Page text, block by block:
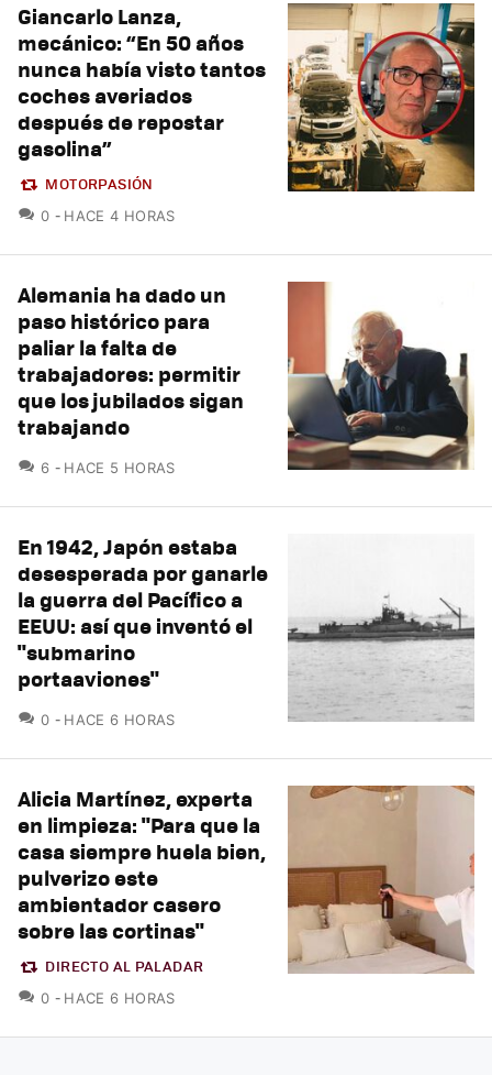
Giancarlo Lanza,
mecánico: “En 50 años
nunca había visto tantos
coches averiados
después de repostar
gasolina”
MOTORPASIÓN
0 COMENTARIOS
HACE 4 HORAS
Alemania ha dado un
paso histórico para
paliar la falta de
trabajadores: permitir
que los jubilados sigan
trabajando
6 COMENTARIOS
HACE 5 HORAS
En 1942, Japón estaba
desesperada por ganarle
la guerra del Pacífico a
EEUU: así que inventó el
"submarino
portaaviones"
0 COMENTARIOS
HACE 6 HORAS
Alicia Martínez, experta
en limpieza: "Para que la
casa siempre huela bien,
pulverizo este
ambientador casero
sobre las cortinas"
DIRECTO AL PALADAR
0 COMENTARIOS
HACE 6 HORAS